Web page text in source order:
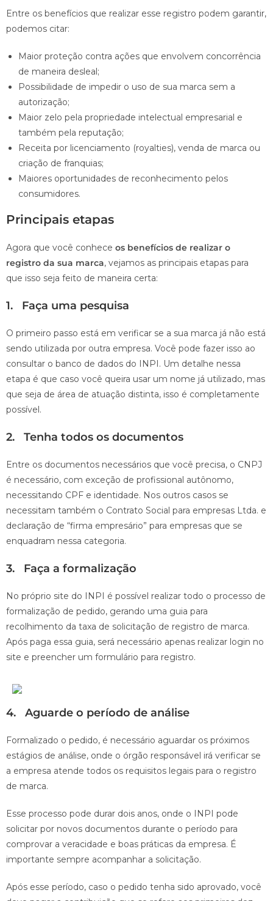
Entre os benefícios que realizar esse registro podem garantir,
podemos citar:
Maior proteção contra ações que envolvem concorrência
de maneira desleal;
Possibilidade de impedir o uso de sua marca sem a
autorização;
Maior zelo pela propriedade intelectual empresarial e
também pela reputação;
Receita por licenciamento (royalties), venda de marca ou
criação de franquias;
Maiores oportunidades de reconhecimento pelos
consumidores.
Principais etapas
Agora que você conhece os benefícios de realizar o
registro da sua marca, vejamos as principais etapas para
que isso seja feito de maneira certa:
1. Faça uma pesquisa
O primeiro passo está em verificar se a sua marca já não está
sendo utilizada por outra empresa. Você pode fazer isso ao
consultar o banco de dados do INPI. Um detalhe nessa
etapa é que caso você queira usar um nome já utilizado, mas
que seja de área de atuação distinta, isso é completamente
possível.
2. Tenha todos os documentos
Entre os documentos necessários que você precisa, o CNPJ
é necessário, com exceção de profissional autônomo,
necessitando CPF e identidade. Nos outros casos se
necessitam também o Contrato Social para empresas Ltda. e
declaração de “firma empresário” para empresas que se
enquadram nessa categoria.
3. Faça a formalização
No próprio site do INPI é possível realizar todo o processo de
formalização de pedido, gerando uma guia para
recolhimento da taxa de solicitação de registro de marca.
Após paga essa guia, será necessário apenas realizar login no
site e preencher um formulário para registro.
4. Aguarde o período de análise
Formalizado o pedido, é necessário aguardar os próximos
estágios de análise, onde o órgão responsável irá verificar se
a empresa atende todos os requisitos legais para o registro
de marca.
Esse processo pode durar dois anos, onde o INPI pode
solicitar por novos documentos durante o período para
comprovar a veracidade e boas práticas da empresa. É
importante sempre acompanhar a solicitação.
Após esse período, caso o pedido tenha sido aprovado, você